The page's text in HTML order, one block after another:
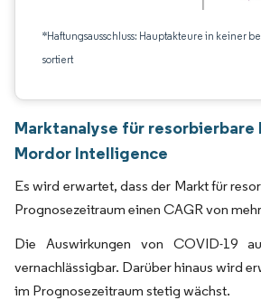
*Haftungsausschluss: Hauptakteure in keiner
sortiert
Marktanalyse für resorbierbare
Mordor Intelligence
Es wird erwartet, dass der Markt für
Prognosezeitraum einen CAGR von
Die Auswirkungen von COVID-19
vernachlässigbar. Darüber hinaus wird
im Prognosezeitraum stetig wächst.